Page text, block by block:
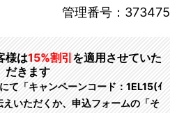
管理番号：373475
様は15%割引 を適用させていた
だきます
て「キャンペーンコード：1EL15(ｲ
えいただくか、申込フォームの「そ